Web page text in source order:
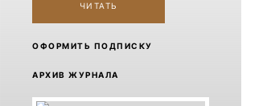
ЧИТАТЬ
ОФОРМИТЬ ПОДПИСКУ
АРХИВ ЖУРНАЛА